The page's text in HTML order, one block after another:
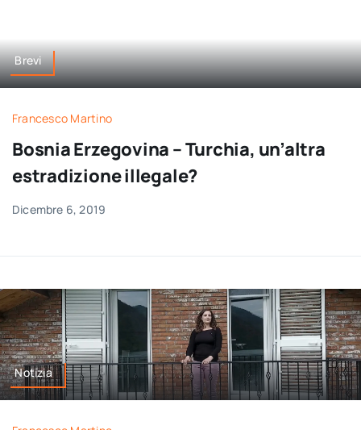
Brevi
Francesco Martino
Bosnia Erzegovina – Turchia, un’altra
estradizione illegale?
Dicembre 6, 2019
Notizia